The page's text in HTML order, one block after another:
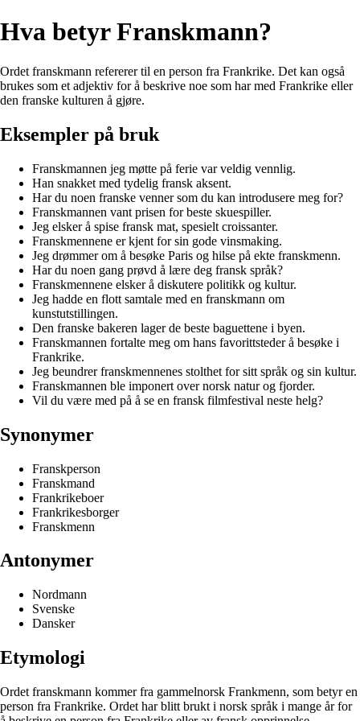
Hva betyr Franskmann?
Ordet franskmann refererer til en person fra Frankrike. Det kan også
brukes som et adjektiv for å beskrive noe som har med Frankrike eller
den franske kulturen å gjøre.
Eksempler på bruk
Franskmannen jeg møtte på ferie var veldig vennlig.
Han snakket med tydelig fransk aksent.
Har du noen franske venner som du kan introdusere meg for?
Franskmannen vant prisen for beste skuespiller.
Jeg elsker å spise fransk mat, spesielt croissanter.
Franskmennene er kjent for sin gode vinsmaking.
Jeg drømmer om å besøke Paris og hilse på ekte franskmenn.
Har du noen gang prøvd å lære deg fransk språk?
Franskmennene elsker å diskutere politikk og kultur.
Jeg hadde en flott samtale med en franskmann om
kunstutstillingen.
Den franske bakeren lager de beste baguettene i byen.
Franskmannen fortalte meg om hans favorittsteder å besøke i
Frankrike.
Jeg beundrer franskmennenes stolthet for sitt språk og sin kultur.
Franskmannen ble imponert over norsk natur og fjorder.
Vil du være med på å se en fransk filmfestival neste helg?
Synonymer
Franskperson
Franskmand
Frankrikeboer
Frankrikesborger
Franskmenn
Antonymer
Nordmann
Svenske
Dansker
Etymologi
Ordet franskmann kommer fra gammelnorsk Frankmenn, som betyr en
person fra Frankrike. Ordet har blitt brukt i norsk språk i mange år for